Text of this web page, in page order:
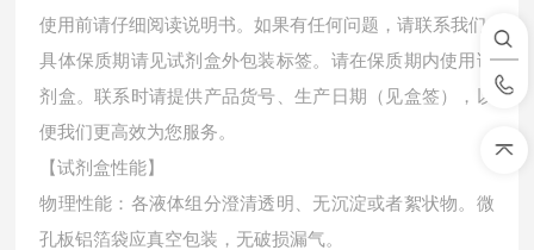
使用前请仔细阅读说明书。如果有任何问题，请联系我们
具体保质期请见试剂盒外包装标签。请在保质期内使用试
剂盒。联系时请提供产品货号、生产日期（见盒签），以
便我们更高效为您服务。
【试剂盒性能】
物理性能：各液体组分澄清透明、无沉淀或者絮状物。微
孔板铝箔袋应真空包装，无破损漏气。